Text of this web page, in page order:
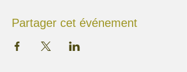
Partager cet événement